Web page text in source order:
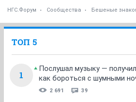
НГС.Форум Сообщества Бешеные
ТОП 5
1
Послушал музыку —
как бороться с шумными
2 691 39